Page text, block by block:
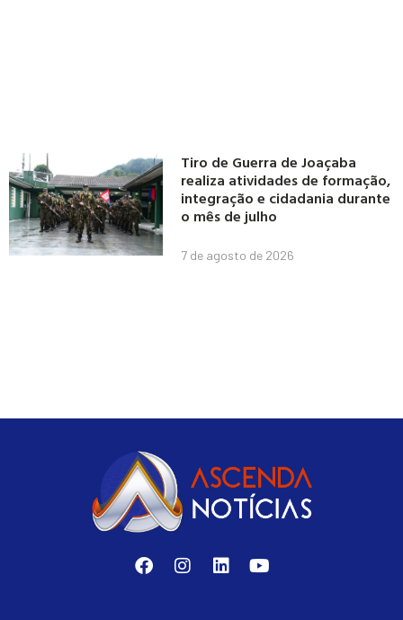
Tiro de Guerra de Joaçaba
realiza atividades de formação,
integração e cidadania durante
o mês de julho
7 de agosto de 2026